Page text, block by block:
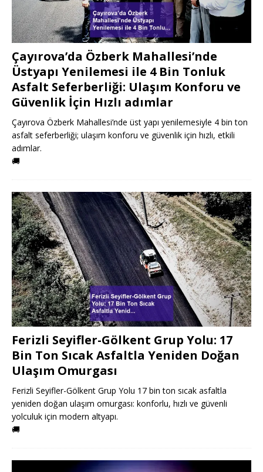
Çayırova’da Özberk Mahallesi’nde
Üstyapı Yenilemesi ile 4 Bin Tonluk
Asfalt Seferberliği: Ulaşım Konforu ve
Güvenlik İçin Hızlı adımlar
Çayırova Özberk Mahallesi’nde üst yapı yenilemesiyle 4 bin ton
asfalt seferberliği; ulaşım konforu ve güvenlik için hızlı, etkili
adımlar.
🚚
Ferizli Seyifler-Gölkent Grup Yolu: 17
Bin Ton Sıcak Asfaltla Yeniden Doğan
Ulaşım Omurgası
Ferizli Seyifler-Gölkent Grup Yolu 17 bin ton sıcak asfaltla
yeniden doğan ulaşım omurgası: konforlu, hızlı ve güvenli
yolculuk için modern altyapı.
🚚